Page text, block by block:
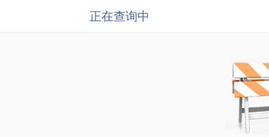
正在查询中